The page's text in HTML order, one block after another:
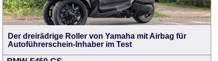
Der dreirädrige Roller von Yamaha mit Airbag für
Autoführerschein-Inhaber im Test